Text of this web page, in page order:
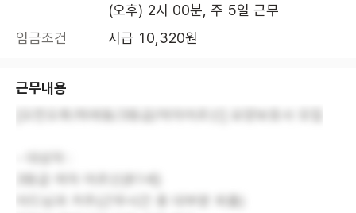
(오후) 2시 00분, 주 5일 근무
임금조건
시급 10,320원
근무내용